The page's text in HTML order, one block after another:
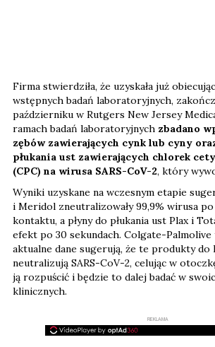
Firma stwierdziła, że ​​uzyskała już
wstępnych badań laboratoryjnych,
październiku w Rutgers New Jersey
ramach badań laboratoryjnych zbadano
zębów zawierających cynk lub cyny
płukania ust zawierających chlorek
(CPC) na wirusa SARS-CoV-2, który
Wyniki uzyskane na wczesnym etapie
i Meridol zneutralizowały 99,9% wirusa
kontaktu, a płyny do płukania ust Plax i
efekt po 30 sekundach. Colgate-
aktualne dane sugerują, że te produkty do
neutralizują SARS-CoV-2, celując w
ją rozpuścić i będzie to dalej badać w
klinicznych.
REKLAMA